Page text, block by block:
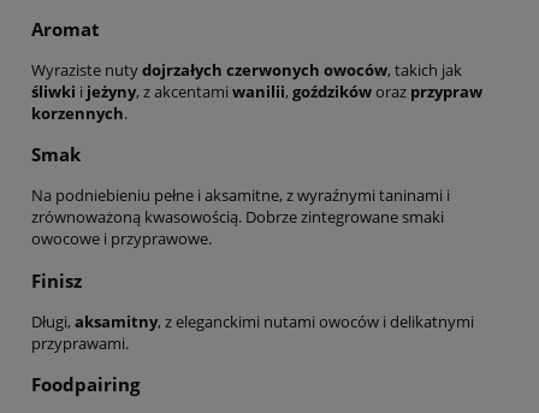
Aromat
Wyraziste nutydojrzałych czerwonych owoców, takich jak
śliwki i jeżyny, z akcentami wanilii, goździkóworaz przypraw
korzennych.
Smak
Na podniebieniu pełne i aksamitne, z wyraźnymi taninami i
zrównoważoną kwasowością. Dobrze zintegrowane smaki
owocowe i przyprawowe.
Finisz
Długi, aksamitny, z eleganckimi nutami owoców i delikatnymi
przyprawami.
Foodpairing